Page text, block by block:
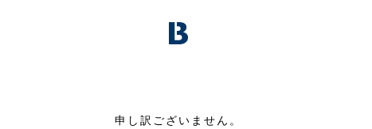
申し訳ございません。